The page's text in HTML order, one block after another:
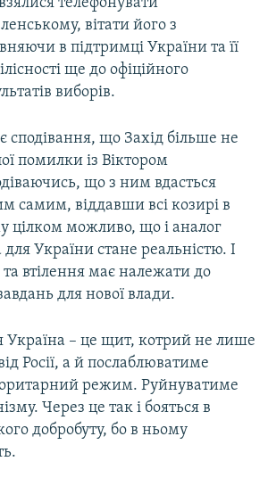
вітати його з
в підтримці України та її
ще до офіційного
виборів.
сподівання, що Захід більше не
помилки із Віктором
що з ним вдасться
самим, віддавши всі козирі в
цілком можливо, що і аналог
України стане реальністю. І
втілення має належати до
для нової влади.
Україна – це щит, котрий не лише
Росії, а й послаблюватиме
режим. Руйнуватиме
Через це так і бояться в
добробуту, бо в ньому